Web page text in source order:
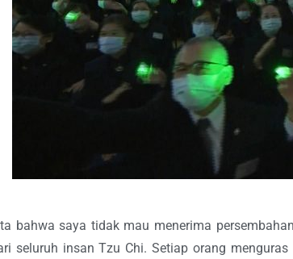
bahwa saya tidak mau menerima
seluruh insan Tzu Chi. Setiap orang